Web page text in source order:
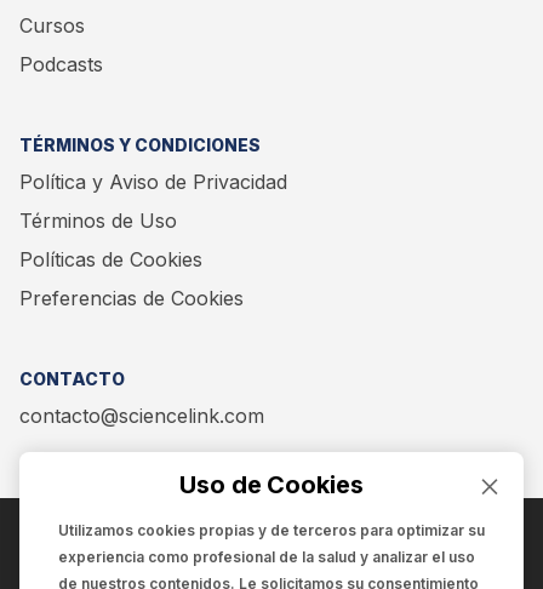
Cursos
Podcasts
TÉRMINOS Y CONDICIONES
Política y Aviso de Privacidad
Términos de Uso
Políticas de Cookies
Preferencias de Cookies
CONTACTO
contacto@sciencelink.com
ENCUÉNTRANOS EN:
Uso de Cookies
Utilizamos cookies propias y de terceros para optimizar su
experiencia como profesional de la salud y analizar el uso
de nuestros contenidos. Le solicitamos su consentimiento